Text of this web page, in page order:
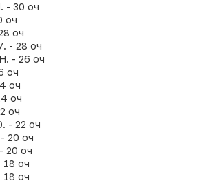
- 30 оч
оч
оч
- 28 оч
- 26 оч
оч
оч
оч
оч
- 22 оч
20 оч
20 оч
оч
оч